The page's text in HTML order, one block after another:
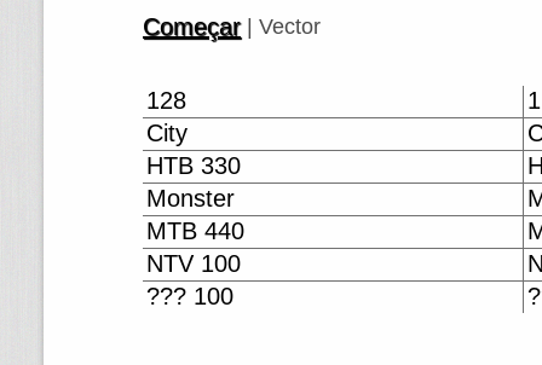
Começar| Vector
128
City
HTB 330
Monster
MTB 440
NTV 100
??? 100